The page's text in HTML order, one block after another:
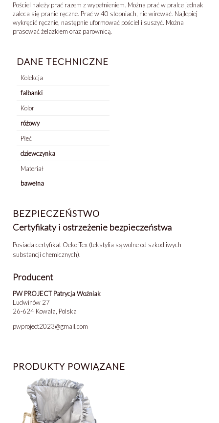
Pościel należy prać razem z wypełnieniem. Można prać w pralce jednak
zaleca się pranie ręczne. Prać w 40 stopniach, nie wirować. Najlepiej
wykręcić ręcznie, następnie uformować pościel i suszyć. Można
prasować żelazkiem oraz parownicą.
DANE TECHNICZNE
Kolekcja
falbanki
Kolor
różowy
Płeć
dziewczynka
Materiał
bawełna
BEZPIECZEŃSTWO
Certyfikaty i ostrzeżenie bezpieczeństwa
Posiada certyfikat Oeko-Tex (tekstylia są wolne od szkodliwych
substancji chemicznych).
Producent
PW PROJECT Patrycja Woźniak
Ludwinów 27
26-624 Kowala, Polska
pwproject2023@gmail.com
PRODUKTY POWIĄZANE